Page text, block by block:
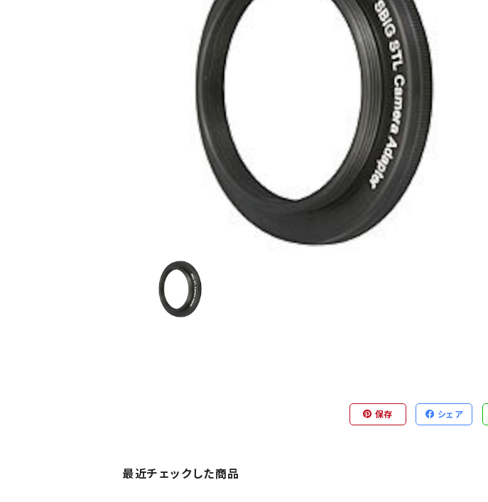
保存 シェア
最近チェックした商品